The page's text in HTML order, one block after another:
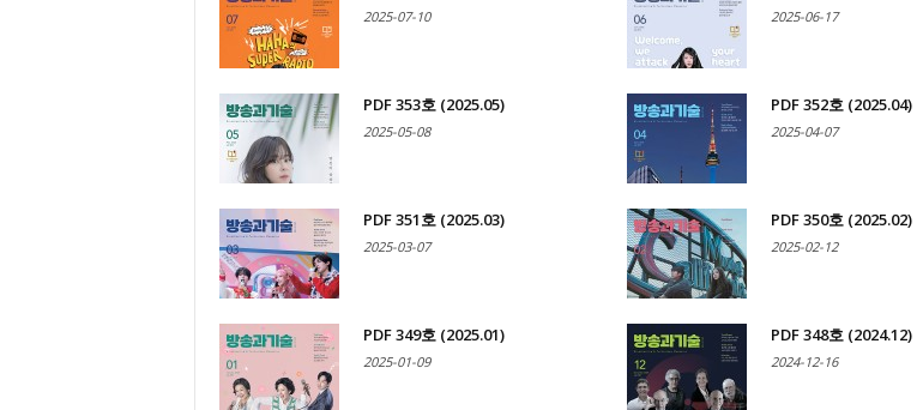
2025-07-10 2025-06-17
PDF 353호 (2025.05)
2025-05-08
PDF 352호 (2025.04)
2025-04-07
PDF 351호 (2025.03)
2025-03-07
PDF 350호 (2025.02)
2025-02-12
PDF 349호 (2025.01)
2025-01-09
PDF 348호 (2024.12)
2024-12-16